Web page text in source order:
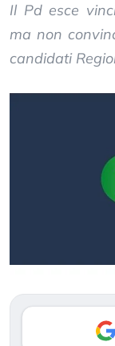
Il Pd esce
ma non
candidati